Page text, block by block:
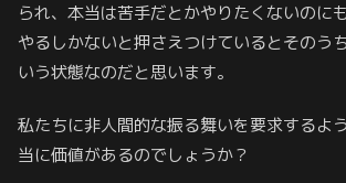
られ、本当は苦手だとかやりたくないのに
やるしかないと押さえつけているとそのう
いう状態なのだと思います。
私たちに非人間的な振る舞いを要求するよ
当に価値があるのでしょうか？